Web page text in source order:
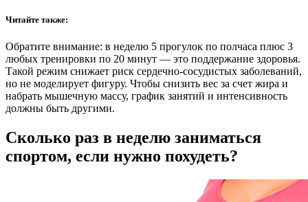
Читайте также:
Обратите внимание: в неделю 5 прогулок по полчаса плюс 3
любых тренировки по 20 минут — это поддержание здоровья.
Такой режим снижает риск сердечно-сосудистых заболеваний,
но не моделирует фигуру. Чтобы снизить вес за счет жира и
набрать мышечную массу, график занятий и интенсивность
должны быть другими.
Сколько раз в неделю заниматься
спортом, если нужно похудеть?